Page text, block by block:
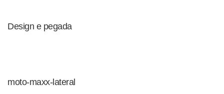
Design e pegada
moto-maxx-lateral